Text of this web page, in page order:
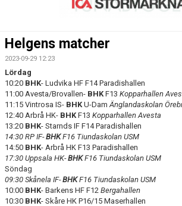
KONTAKT
KALENDER
VÅRA LAG/TRÄNARE
MATCHER
MEDLEMS INFO
UNGDOMSKOMMITTÉN
Helgens matcher
2023-09-29 12:23
Lördag
10:20 BHK- Ludvika HF F14 Paradishallen
11:00 Avesta/Brovallen- BHKF13 Kopparhallen
11:15 Vintrosa IS- BHKU-DamÄnglandaskolan
12:40 Arbrå HK- BHKF13 Kopparhallen Avesta
13:20 BHK- Starnds IF F14 Paradishallen
14:30 RP IF-BHKF16 Tiundaskolan USM
14:50 BHK- Arbrå HK F13 Paradishallen
17:30 Uppsala HK-BHKF16 Tiundaskolan USM
Söndag
09:30 Skånela IF-BHKF16 Tiundaskolan USM
10:00 BHK- Barkens HF F12 Bergahallen
10:30 BHK- Skåre HK P16/15 Maserhallen